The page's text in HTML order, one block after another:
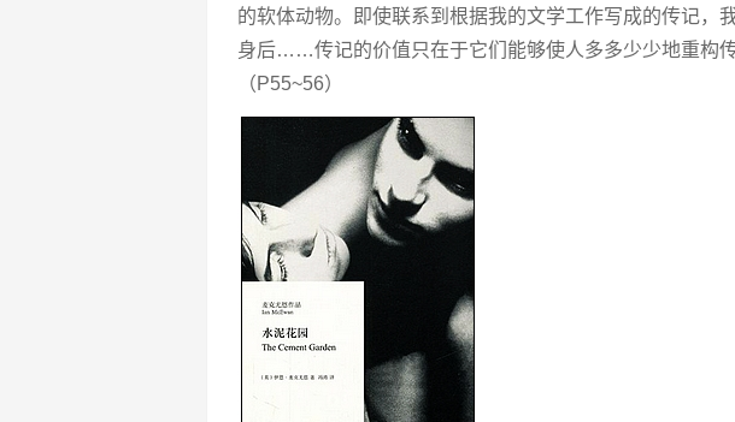
的软体动物。即使联系到根据我的文学工作写成的传记，
身后……传记的价值只在于它们能够使人多多少少地重构
（P55~56）